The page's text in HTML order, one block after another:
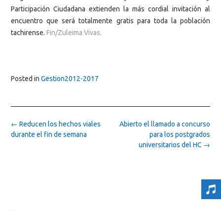
Participación Ciudadana extienden la más cordial invitación al
encuentro que será totalmente gratis para toda la población
tachirense. Fin/Zuleima Vivas.
Posted in Gestion2012-2017
Post
navigation
Abierto el llamado a concurso
para los postgrados
universitarios del HC →
← Reducen los hechos viales
durante el fin de semana